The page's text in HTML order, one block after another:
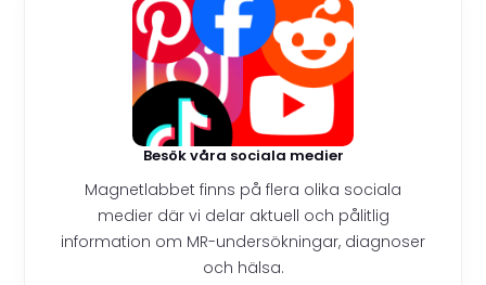
Besök våra sociala medier
Magnetlabbet finns på flera olika sociala
medier där vi delar aktuell och pålitlig
information om MR-undersökningar, diagnoser
och hälsa.